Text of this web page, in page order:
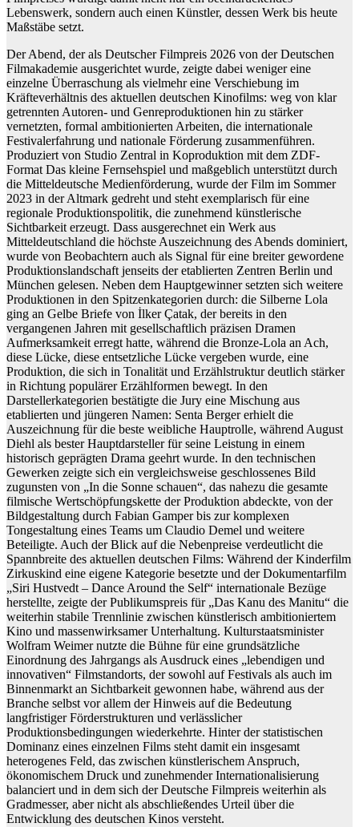
Lebenswerk, sondern auch einen Künstler, dessen Werk bis heute
Maßstäbe setzt.
Der Abend, der als Deutscher Filmpreis 2026 von der Deutschen
Filmakademie ausgerichtet wurde, zeigte dabei weniger eine
einzelne Überraschung als vielmehr eine Verschiebung im
Kräfteverhältnis des aktuellen deutschen Kinofilms: weg von klar
getrennten Autoren- und Genreproduktionen hin zu stärker
vernetzten, formal ambitionierten Arbeiten, die internationale
Festivalerfahrung und nationale Förderung zusammenführen.
Produziert von Studio Zentral in Koproduktion mit dem ZDF-
Format Das kleine Fernsehspiel und maßgeblich unterstützt durch
die Mitteldeutsche Medienförderung, wurde der Film im Sommer
2023 in der Altmark gedreht und steht exemplarisch für eine
regionale Produktionspolitik, die zunehmend künstlerische
Sichtbarkeit erzeugt. Dass ausgerechnet ein Werk aus
Mitteldeutschland die höchste Auszeichnung des Abends dominiert,
wurde von Beobachtern auch als Signal für eine breiter gewordene
Produktionslandschaft jenseits der etablierten Zentren Berlin und
München gelesen. Neben dem Hauptgewinner setzten sich weitere
Produktionen in den Spitzenkategorien durch: die Silberne Lola
ging an Gelbe Briefe von İlker Çatak, der bereits in den
vergangenen Jahren mit gesellschaftlich präzisen Dramen
Aufmerksamkeit erregt hatte, während die Bronze-Lola an Ach,
diese Lücke, diese entsetzliche Lücke vergeben wurde, eine
Produktion, die sich in Tonalität und Erzählstruktur deutlich stärker
in Richtung populärer Erzählformen bewegt. In den
Darstellerkategorien bestätigte die Jury eine Mischung aus
etablierten und jüngeren Namen: Senta Berger erhielt die
Auszeichnung für die beste weibliche Hauptrolle, während August
Diehl als bester Hauptdarsteller für seine Leistung in einem
historisch geprägten Drama geehrt wurde. In den technischen
Gewerken zeigte sich ein vergleichsweise geschlossenes Bild
zugunsten von „In die Sonne schauen“, das nahezu die gesamte
filmische Wertschöpfungskette der Produktion abdeckte, von der
Bildgestaltung durch Fabian Gamper bis zur komplexen
Tongestaltung eines Teams um Claudio Demel und weitere
Beteiligte. Auch der Blick auf die Nebenpreise verdeutlicht die
Spannbreite des aktuellen deutschen Films: Während der Kinderfilm
Zirkuskind eine eigene Kategorie besetzte und der Dokumentarfilm
„Siri Hustvedt – Dance Around the Self“ internationale Bezüge
herstellte, zeigte der Publikumspreis für „Das Kanu des Manitu“ die
weiterhin stabile Trennlinie zwischen künstlerisch ambitioniertem
Kino und massenwirksamer Unterhaltung. Kulturstaatsminister
Wolfram Weimer nutzte die Bühne für eine grundsätzliche
Einordnung des Jahrgangs als Ausdruck eines „lebendigen und
innovativen“ Filmstandorts, der sowohl auf Festivals als auch im
Binnenmarkt an Sichtbarkeit gewonnen habe, während aus der
Branche selbst vor allem der Hinweis auf die Bedeutung
langfristiger Förderstrukturen und verlässlicher
Produktionsbedingungen wiederkehrte. Hinter der statistischen
Dominanz eines einzelnen Films steht damit ein insgesamt
heterogenes Feld, das zwischen künstlerischem Anspruch,
ökonomischem Druck und zunehmender Internationalisierung
balanciert und in dem sich der Deutsche Filmpreis weiterhin als
Gradmesser, aber nicht als abschließendes Urteil über die
Entwicklung des deutschen Kinos versteht.